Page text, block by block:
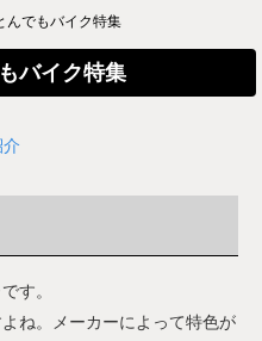
んでもバイク特集
バイク特集
す。
ね。メーカーによって特色が